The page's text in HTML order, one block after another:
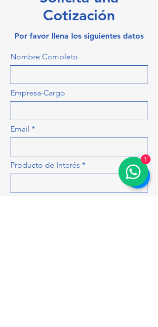
Cotización
Por favor llena los siguientes datos
Nombre Completo
Empresa-Cargo
Email
Producto de Interés
1